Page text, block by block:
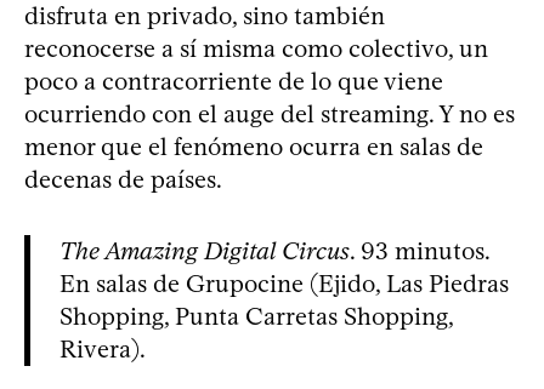
disfruta en privado, sino también
reconocerse a sí misma como colectivo, un
poco a contracorriente de lo que viene
ocurriendo con el auge del streaming. Y no es
menor que el fenómeno ocurra en salas de
decenas de países.
The Amazing Digital Circus. 93 minutos.
En salas de Grupocine (Ejido, Las Piedras
Shopping, Punta Carretas Shopping,
Rivera).